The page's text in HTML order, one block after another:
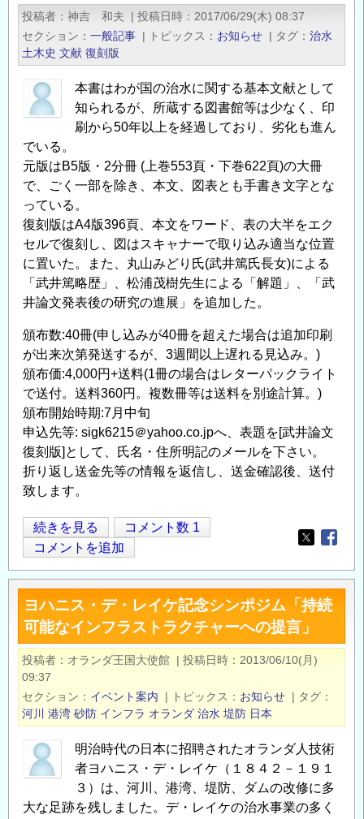
ミ
ナ
ー
in
千
葉
催
の
ご
案
内
の
投稿者 神吉 和夫 | 投稿日時
2017/06/29(木) 08:37
セクション
一般記事 | トピックス お知らせ | タグ
治水
土木史 文献 復刻版
本書はわが国の治水に関する基本文献として
知られるが、所蔵する図書館等は少なく、印
刷から50年以上を経過しており、劣化も進ん
でいる。
元版はB5版・2分冊 (上巻553頁・下巻622頁)の大冊
で、ごく一部を除き、本文、図表とも手書き文字とな
っている。
復刻版はA4版396頁、本文をワード、表の大半をエク
セルで復刻し、図はスキャナーで取り込み適当な位置
に置いた。また、丸山みどり氏(武井篤氏長女)による
「武井篤略歴」、松浦茂樹先生による「解題」、「武
井論文発表後の研究の進展」を追加した。
頒布数:40冊(申し込みが40冊を超えた場合は追加印刷
が出来次第発送するが、3週間以上遅れる見込み。)
頒布価:4,000円+送料(1冊の場合はレターパックライト
で送付。送料360円。複数冊等は送料を別途計算。)
頒布開始時期:7月中旬
申込先等: sigk6215＠yahoo.co.jpへ、表題を[武井論文
復刻版]として、氏名・住所明記のメールを下さい。
折り返し送金先等の情報を返信し、送金確認後、送付
致します。
武
井
篤
著:
わ
が
国
に
お
け
る
治
技
続きを見る
コメント数 1
コメントを追加
Opens in
ヨハニス・デ・レイケ記念シンポジム「持続
可能なインフラストラクチャーへの提言」
投稿者 オランダ王国大使館 | 投稿日時
2013/06/10(月)
09:37
セクション
イベント案内 | トピックス お知らせ | タグ
河川
港湾 砂防 インフラ オランダ 治水 堤防 日本
明治時代の日本に招聘されたオランダ人技術
者ヨハニス・デ・レイケ（１８４２－１９１
３）は、河川、港湾、堤防、ダムの改修に多
大な足跡を残しました。デ・レイケの治水事業の多く